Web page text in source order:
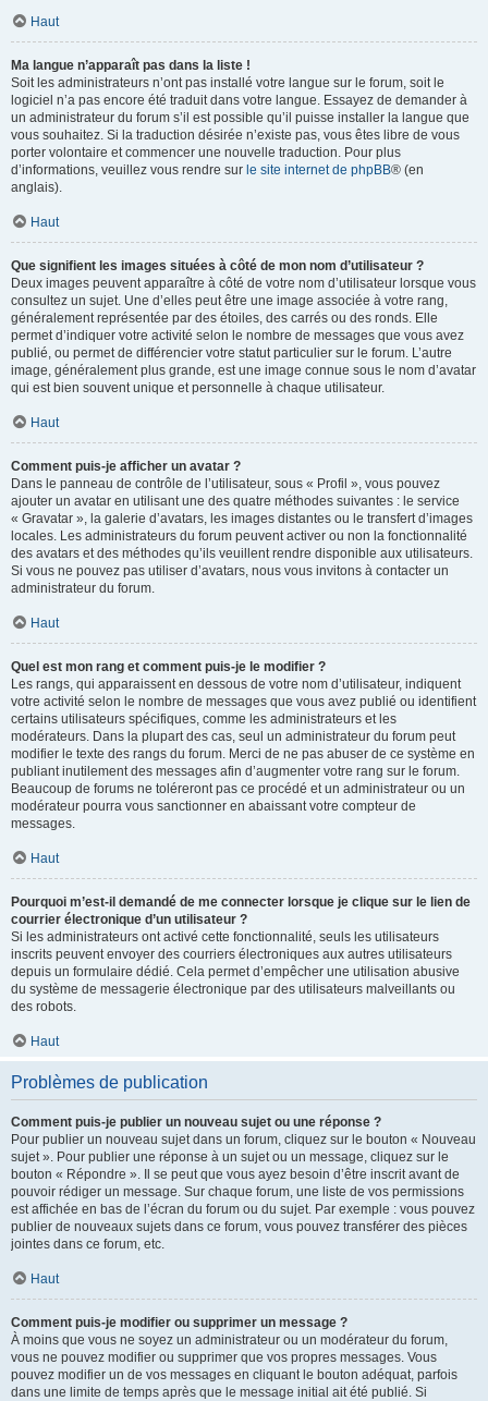
Haut
Ma langue n’apparaît pas dans la liste !
Soit les administrateurs n’ont pas installé votre langue sur le forum, soit le
logiciel n’a pas encore été traduit dans votre langue. Essayez de demander à
un administrateur du forum s’il est possible qu’il puisse installer la langue que
vous souhaitez. Si la traduction désirée n’existe pas, vous êtes libre de vous
porter volontaire et commencer une nouvelle traduction. Pour plus
d’informations, veuillez vous rendre sur le site internet de phpBB® (en
anglais).
Haut
Que signifient les images situées à côté de mon nom d’utilisateur ?
Deux images peuvent apparaître à côté de votre nom d’utilisateur lorsque vous
consultez un sujet. Une d’elles peut être une image associée à votre rang,
généralement représentée par des étoiles, des carrés ou des ronds. Elle
permet d’indiquer votre activité selon le nombre de messages que vous avez
publié, ou permet de différencier votre statut particulier sur le forum. L’autre
image, généralement plus grande, est une image connue sous le nom d’avatar
qui est bien souvent unique et personnelle à chaque utilisateur.
Haut
Comment puis-je afficher un avatar ?
Dans le panneau de contrôle de l’utilisateur, sous « Profil », vous pouvez
ajouter un avatar en utilisant une des quatre méthodes suivantes : le service
« Gravatar », la galerie d’avatars, les images distantes ou le transfert d’images
locales. Les administrateurs du forum peuvent activer ou non la fonctionnalité
des avatars et des méthodes qu’ils veuillent rendre disponible aux utilisateurs.
Si vous ne pouvez pas utiliser d’avatars, nous vous invitons à contacter un
administrateur du forum.
Haut
Quel est mon rang et comment puis-je le modifier ?
Les rangs, qui apparaissent en dessous de votre nom d’utilisateur, indiquent
votre activité selon le nombre de messages que vous avez publié ou identifient
certains utilisateurs spécifiques, comme les administrateurs et les
modérateurs. Dans la plupart des cas, seul un administrateur du forum peut
modifier le texte des rangs du forum. Merci de ne pas abuser de ce système en
publiant inutilement des messages afin d’augmenter votre rang sur le forum.
Beaucoup de forums ne toléreront pas ce procédé et un administrateur ou un
modérateur pourra vous sanctionner en abaissant votre compteur de
messages.
Haut
Pourquoi m’est-il demandé de me connecter lorsque je clique sur le lien de
courrier électronique d’un utilisateur ?
Si les administrateurs ont activé cette fonctionnalité, seuls les utilisateurs
inscrits peuvent envoyer des courriers électroniques aux autres utilisateurs
depuis un formulaire dédié. Cela permet d’empêcher une utilisation abusive
du système de messagerie électronique par des utilisateurs malveillants ou
des robots.
Haut
Problèmes de publication
Comment puis-je publier un nouveau sujet ou une réponse ?
Pour publier un nouveau sujet dans un forum, cliquez sur le bouton « Nouveau
sujet ». Pour publier une réponse à un sujet ou un message, cliquez sur le
bouton « Répondre ». Il se peut que vous ayez besoin d’être inscrit avant de
pouvoir rédiger un message. Sur chaque forum, une liste de vos permissions
est affichée en bas de l’écran du forum ou du sujet. Par exemple : vous pouvez
publier de nouveaux sujets dans ce forum, vous pouvez transférer des pièces
jointes dans ce forum, etc.
Haut
Comment puis-je modifier ou supprimer un message ?
À moins que vous ne soyez un administrateur ou un modérateur du forum,
vous ne pouvez modifier ou supprimer que vos propres messages. Vous
pouvez modifier un de vos messages en cliquant le bouton adéquat, parfois
dans une limite de temps après que le message initial ait été publié. Si